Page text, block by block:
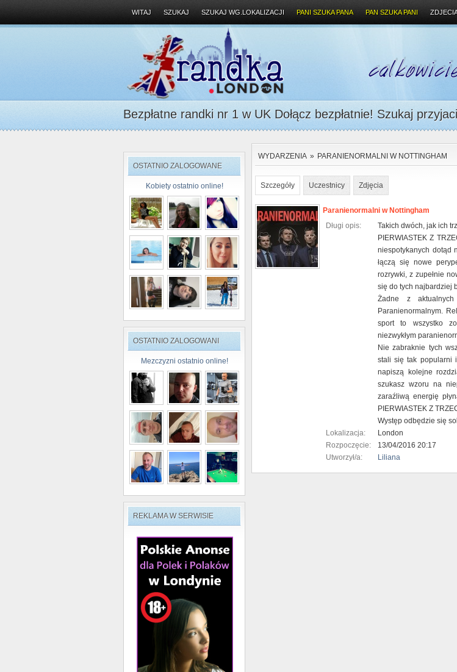
WITAJ SZUKAJ SZUKAJ WG.LOKALIZACJI PANI SZUKA PANA PAN SZUKA PANI
Bezpłatne randki nr 1 w UK Dołącz bezpłatnie! Szukaj
OSTATNIO ZALOGOWANE
Kobiety ostatnio online!
OSTATNIO ZALOGOWANI
Mezczyzni ostatnio online!
REKLAMA W SERWISIE
WYDARZENIA » PARANIENORMALNI W NOTTINGHAM
Szczegóły Uczestnicy Zdjęcia
Paranienormalni w Nottingham
Długi opis:
Takich dwóch, jak ich
PIERWIASTEK Z
niespotykanych dotąd
łączą się nowe
rozrywki, z zupełnie
się do tych najbardziej
Żadne z
Paranienormalnym.
sport to wszystko
niezwykłym
Nie zabraknie tych
stali się tak popularni
napiszą kolejne
szukasz wzoru na
zaraźliwą energię
PIERWIASTEK Z
Występ odbędzie się
Lokalizacja:
London
Rozpoczęcie:
13/04/2016 20:17
Utworzył/a:
Liliana